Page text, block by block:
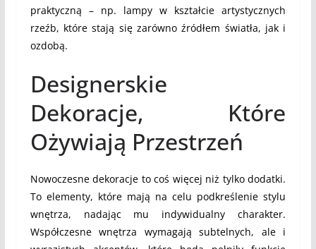
praktyczną – np. lampy w kształcie artystycznych
rzeźb, które stają się zarówno źródłem światła, jak i
ozdobą.
Designerskie
Dekoracje, Które
Ożywiają Przestrzeń
Nowoczesne dekoracje to coś więcej niż tylko dodatki.
To elementy, które mają na celu podkreślenie stylu
wnętrza, nadając mu indywidualny charakter.
Współczesne wnętrza wymagają subtelnych, ale i